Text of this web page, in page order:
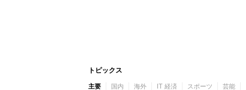
トピックス
主要 国内 海外 IT 経済 スポーツ 芸能